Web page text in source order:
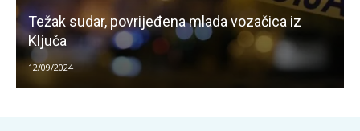
Težak sudar, povrijeđena mlada vozačica iz
Ključa
12/09/2024